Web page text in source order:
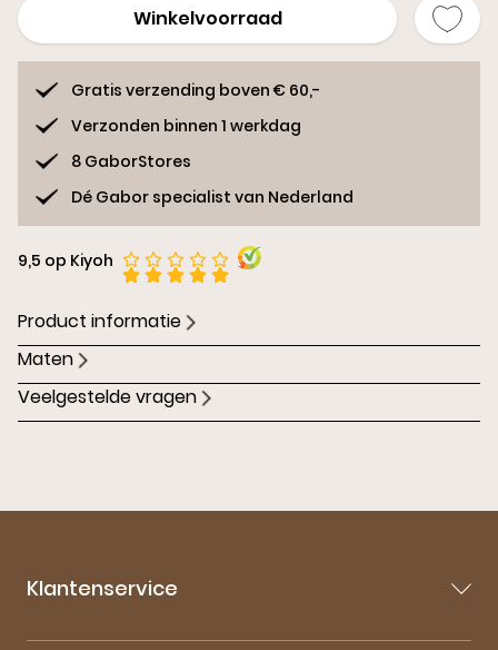
Winkelvoorraad
Gratis verzending boven € 60,-
Verzonden binnen 1 werkdag
8 GaborStores
Dé Gabor specialist van Nederland
9,5 op Kiyoh
Product informatie
Maten
Veelgestelde vragen
Klantenservice
Contact